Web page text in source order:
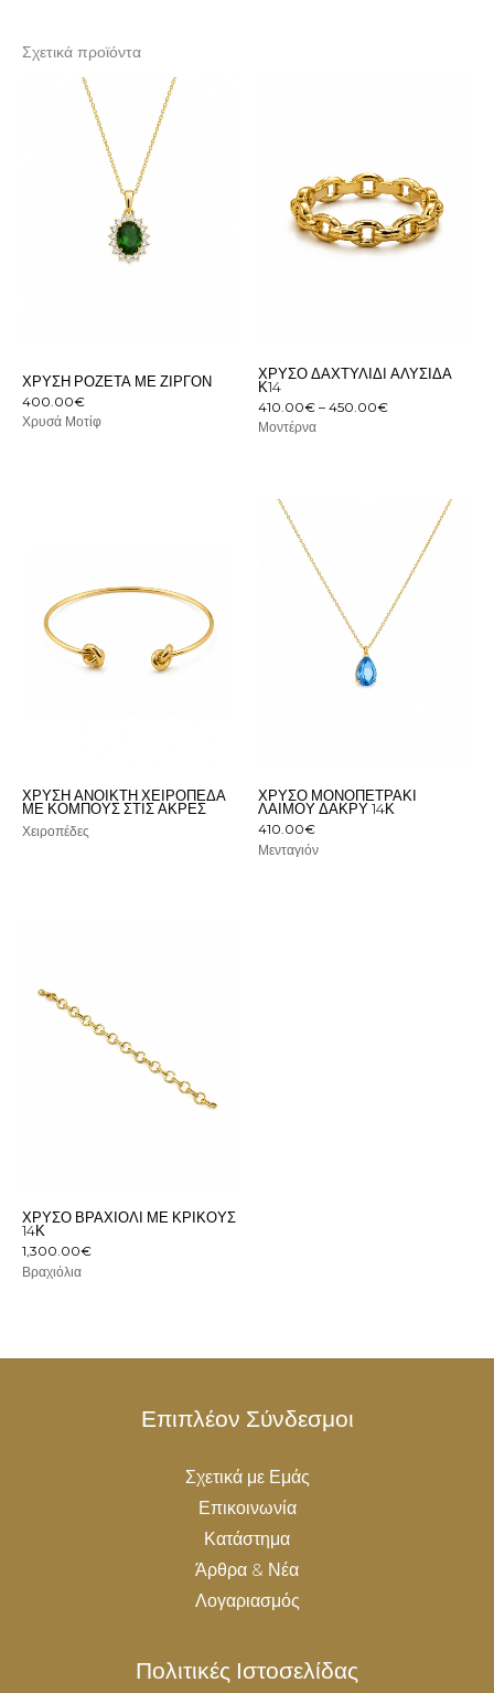
Σχετικά προϊόντα
ΧΡΥΣΉ ΡΟΖΈΤΑ ΜΕ ΖΙΡΓΌΝ
400.00€
Χρυσά Μοτίφ
ΧΡΥΣΌ ΔΑΧΤΥΛΊΔΙ ΑΛΥΣΊΔΑ
Κ14
410.00€ – 450.00€
Μοντέρνα
ΧΡΥΣΉ ΑΝΟΙΚΤΉ ΧΕΙΡΟΠΈΔΑ
ΜΕ ΚΌΜΠΟΥΣ ΣΤΙΣ ΆΚΡΕΣ
Χειροπέδες
ΧΡΥΣΌ ΜΟΝΟΠΕΤΡΆΚΙ
ΛΑΙΜΟΎ ΔΆΚΡΥ 14Κ
410.00€
Μενταγιόν
ΧΡΥΣΌ ΒΡΑΧΙΌΛΙ ΜΕ ΚΡΊΚΟΥΣ
14Κ
1,300.00€
Βραχιόλια
Επιπλέον Σύνδεσμοι
Σχετικά με Εμάς
Επικοινωνία
Κατάστημα
Άρθρα & Νέα
Λογαριασμός
Πολιτικές Ιστοσελίδας